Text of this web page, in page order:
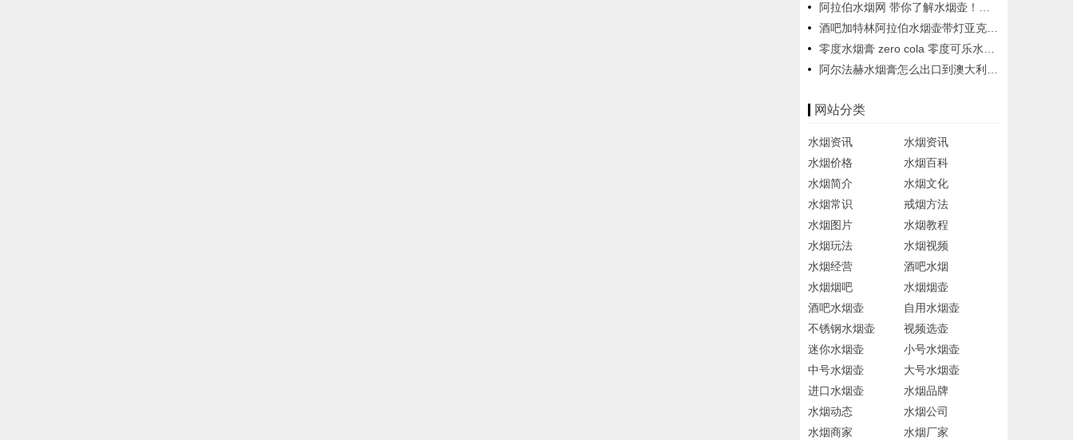
阿拉伯水烟网 带你了解水烟壶！如何选择水烟壶！
酒吧加特林阿拉伯水烟壶带灯亚克力四嘴酒吧水烟壶大号水烟壶
零度水烟膏 zero cola 零度可乐水烟味道 可乐味道还原最好
阿尔法赫水烟膏怎么出口到澳大利亚？
网站分类
水烟资讯
水烟资讯
水烟价格
水烟百科
水烟简介
水烟文化
水烟常识
戒烟方法
水烟图片
水烟教程
水烟玩法
水烟视频
水烟经营
酒吧水烟
水烟烟吧
水烟烟壶
酒吧水烟壶
自用水烟壶
不锈钢水烟壶
视频选壶
迷你水烟壶
小号水烟壶
中号水烟壶
大号水烟壶
进口水烟壶
水烟品牌
水烟动态
水烟公司
水烟商家
水烟厂家